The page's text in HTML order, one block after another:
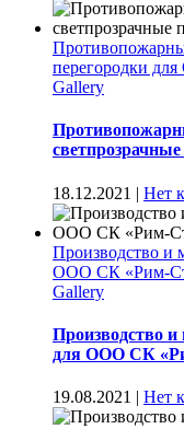
перегородки
Gallery
18.12.2021 | Нет
Производство и
ООО СК «Рим-
Gallery
Производство
для ООО СК
19.08.2021 | Нет